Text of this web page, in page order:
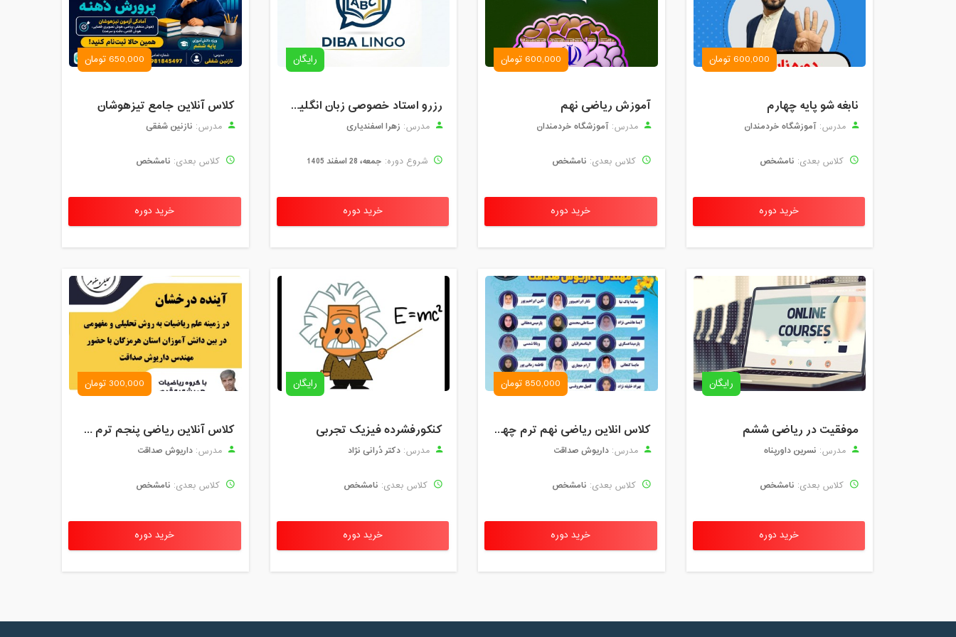
600,000 تومان
نابغه شو پایه چهارم
مدرس: آموزشگاه خردمندان
کلاس بعدی: نامشخص
خرید دوره
600,000 تومان
آموزش ریاضی نهم
مدرس: آموزشگاه خردمندان
کلاس بعدی: نامشخص
خرید دوره
رایگان
رزرو استاد خصوصی زبان انگلیسی | کلاس یک‌نفره با زهرا اسفندیاری + مشاوره رایگان
مدرس: زهرا اسفندیاری
شروع دوره: جمعه، 28 اسفند 1405
خرید دوره
650,000 تومان
کلاس آنلاین جامع تیزهوشان
مدرس: نازنین شفقی
کلاس بعدی: نامشخص
خرید دوره
رایگان
موفقیت در ریاضی ششم
مدرس: نسرین داورپناه
کلاس بعدی: نامشخص
خرید دوره
850,000 تومان
کلاس انلاین ریاضی نهم ترم چهارم مهر 1404
مدرس: داریوش صداقت
کلاس بعدی: نامشخص
خرید دوره
رایگان
کنکورفشرده فیزیک تجربی
مدرس: دکتر دُرانی نژاد
کلاس بعدی: نامشخص
خرید دوره
300,000 تومان
کلاس آنلاین ریاضی پنجم ترم چهارم شهریور 1403
مدرس: داریوش صداقت
کلاس بعدی: نامشخص
خرید دوره